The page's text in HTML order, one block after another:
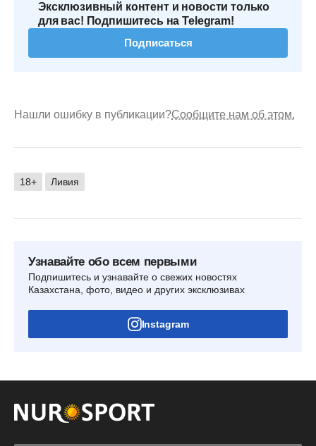
Эксклюзивный контент и новости только
для вас! Подпишитесь на Telegram!
Подписаться
Нашли ошибку в публикации?Сообщите нам об этом.
18+ Ливия
Узнавайте обо всем первыми
Подпишитесь и узнавайте о свежих новостях
Казахстана, фото, видео и других эксклюзивах
Instagram